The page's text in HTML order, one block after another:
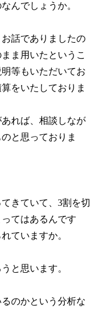
んでしょうか。
話でありましたの
ま用いたというこ
等もいただいてお
をいたしておりま
れば、相談しなが
と思っておりま
きていて、3割を切
てはあるんです
ていますか。
と思います。
のかという分析な